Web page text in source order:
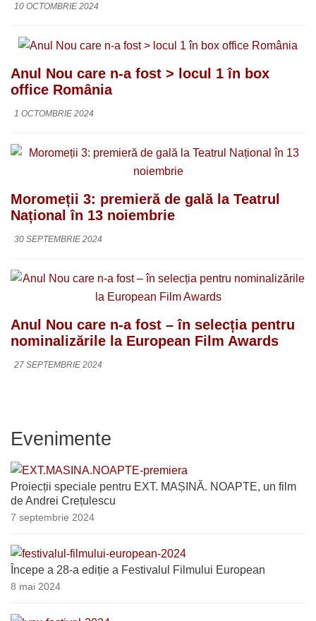
10 OCTOMBRIE 2024
Anul Nou care n-a fost > locul 1 în box
office România
1 OCTOMBRIE 2024
Moromeții 3: premieră de gală la Teatrul
Național în 13 noiembrie
30 SEPTEMBRIE 2024
Anul Nou care n-a fost – în selecția pentru
nominalizările la European Film Awards
27 SEPTEMBRIE 2024
Evenimente
Proiecții speciale pentru EXT. MAȘINĂ. NOAPTE, un film
de Andrei Crețulescu
7 septembrie 2024
Începe a 28-a ediție a Festivalul Filmului European
8 mai 2024